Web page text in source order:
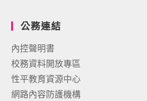
公務連結
內控聲明書
校務資料開放專區
性平教育資源中心
網路內容防護機構